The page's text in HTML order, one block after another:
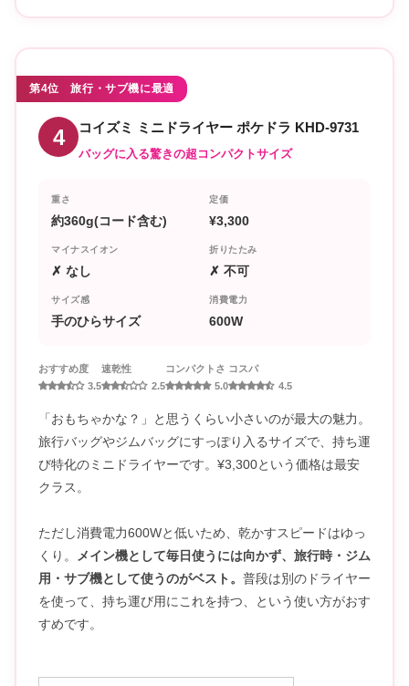
第4位 旅行・サブ機に最適
4 コイズミ ミニドライヤー ポケドラ KHD-9731
バッグに入る驚きの超コンパクトサイズ
重さ
約360g(コード含む)
定価
¥3,300
マイナスイオン
✗ なし
折りたたみ
✗ 不可
サイズ感
手のひらサイズ
消費電力
600W
おすすめ度
3.5
速乾性
2.5
コンパクトさ
5.0
コスパ
4.5
「おもちゃかな？」と思うくらい小さいのが最大の魅力。
旅行バッグやジムバッグにすっぽり入るサイズで、持ち運
び特化のミニドライヤーです。¥3,300という価格は最安
クラス。
ただし消費電力600Wと低いため、乾かすスピードはゆっ
くり。 メイン機として毎日使うには向かず、旅行時・ジム
用・サブ機として使うのがベスト。 普段は別のドライヤー
を使って、持ち運び用にこれを持つ、という使い方がおす
すめです。